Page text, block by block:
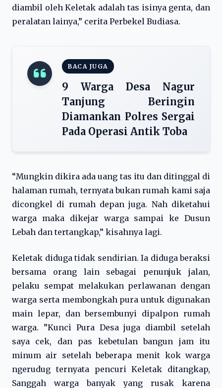
diambil oleh Keletak adalah tas isinya genta, dan
peralatan lainya,” cerita Perbekel Budiasa.
BACA JUGA
9 Warga Desa Nagur
Tanjung Beringin
Diamankan Polres Sergai
Pada Operasi Antik Toba
“Mungkin dikira ada uang tas itu dan ditinggal di
halaman rumah, ternyata bukan rumah kami saja
dicongkel di rumah depan juga. Nah diketahui
warga maka dikejar warga sampai ke Dusun
Lebah dan tertangkap,” kisahnya lagi.
Keletak diduga tidak sendirian. Ia diduga beraksi
bersama orang lain sebagai penunjuk jalan,
pelaku sempat melakukan perlawanan dengan
warga serta membongkah pura untuk digunakan
main lepar, dan bersembunyi dipalpon rumah
warga. ”Kunci Pura Desa juga diambil setelah
saya cek, dan pas kebetulan bangun jam itu
minum air setelah beberapa menit kok warga
ngerudug ternyata pencuri Keletak ditangkap,
Sanggah warga banyak yang rusak karena